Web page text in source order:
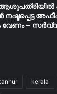
നഷ്ടപ്പെട്ട
–
kerala